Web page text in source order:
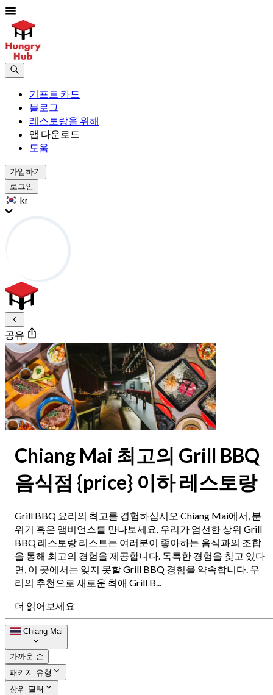
기프트 카드
블로그
레스토랑을 위해
앱 다운로드
도움
가입하기
로그인
kr
공유
Chiang Mai 최고의 Grill BBQ
음식점 {price} 이하 레스토랑
Grill BBQ 요리의 최고를 경험하십시오 Chiang Mai에서, 분
위기 혹은 앰비언스를 만나보세요. 우리가 엄선한 상위 Grill
BBQ 레스토랑 리스트는 여러분이 좋아하는 음식과의 조합
을 통해 최고의 경험을 제공합니다. 독특한 경험을 찾고 있다
면, 이 곳에서는 잊지 못할 Grill BBQ 경험을 약속합니다. 우
리의 추천으로 새로운 최애 Grill B...
더 읽어보세요
Chiang Mai
가까운 순
패키지 유형
상위 필터